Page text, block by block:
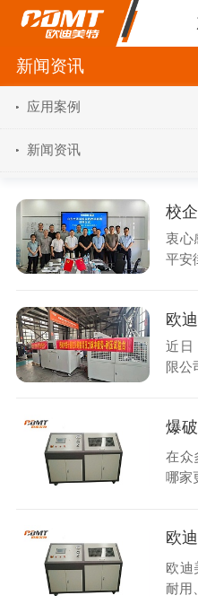
新闻资讯
应用案例
新闻资讯
衷心
平安
近日
限公
爆
在众
哪家
欧迪
耐用